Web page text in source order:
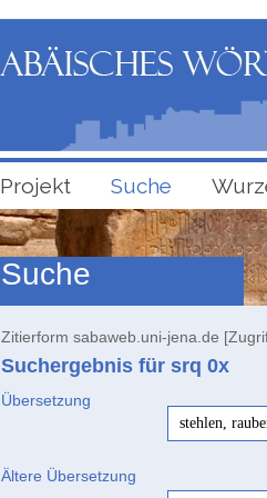
Projekt Suche
Suche
Zitierform sabaweb.uni-jena.de
Suchergebnis für srq 0x
Übersetzung
stehlen,
Ältere Übersetzung